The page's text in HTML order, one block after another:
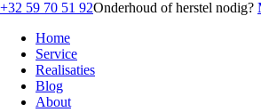
Overslaan
naar
inhoud
gaan
+32 59 70 51 92Onderhoud of herstel nodig?
Top
Home
Service
Realisaties
Blog
About